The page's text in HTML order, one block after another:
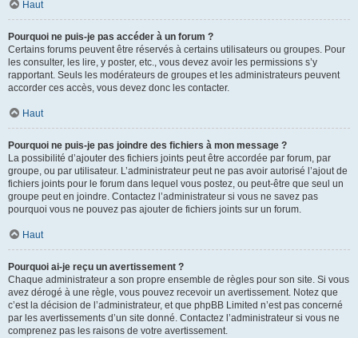
Haut
Pourquoi ne puis-je pas accéder à un forum ?
Certains forums peuvent être réservés à certains utilisateurs ou groupes. Pour
les consulter, les lire, y poster, etc., vous devez avoir les permissions s’y
rapportant. Seuls les modérateurs de groupes et les administrateurs peuvent
accorder ces accès, vous devez donc les contacter.
Haut
Pourquoi ne puis-je pas joindre des fichiers à mon message ?
La possibilité d’ajouter des fichiers joints peut être accordée par forum, par
groupe, ou par utilisateur. L’administrateur peut ne pas avoir autorisé l’ajout de
fichiers joints pour le forum dans lequel vous postez, ou peut-être que seul un
groupe peut en joindre. Contactez l’administrateur si vous ne savez pas
pourquoi vous ne pouvez pas ajouter de fichiers joints sur un forum.
Haut
Pourquoi ai-je reçu un avertissement ?
Chaque administrateur a son propre ensemble de règles pour son site. Si vous
avez dérogé à une règle, vous pouvez recevoir un avertissement. Notez que
c’est la décision de l’administrateur, et que phpBB Limited n’est pas concerné
par les avertissements d’un site donné. Contactez l’administrateur si vous ne
comprenez pas les raisons de votre avertissement.